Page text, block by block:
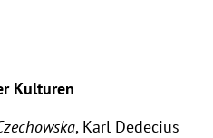
Kulturen
, Karl Dedecius